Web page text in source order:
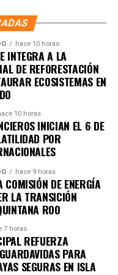
de convivencia
respeto y la
hace 10 horas
INTEGRA A LA
DE REFORESTACIÓN
ECOSISTEMAS EN
10 horas
INICIAN EL 6 DE
POR
hace 9 horas
DE ENERGÍA
LA TRANSICIÓN
ROO
7 horas
REFUERZA
PARA
SEGURAS EN ISLA